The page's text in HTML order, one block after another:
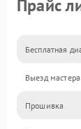
Прайс
Бесплатная
Выезд мастера
Прошивка